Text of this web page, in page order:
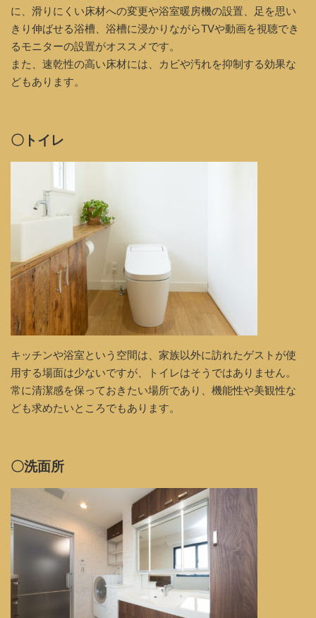
に、滑りにくい床材への変更や浴室暖房機の設置、足を思い
きり伸ばせる浴槽、浴槽に浸かりながらTVや動画を視聴でき
るモニターの設置がオススメです。
また、速乾性の高い床材には、カビや汚れを抑制する効果な
どもあります。
〇トイレ
キッチンや浴室という空間は、家族以外に訪れたゲストが使
用する場面は少ないですが、トイレはそうではありません。
常に清潔感を保っておきたい場所であり、機能性や美観性な
ども求めたいところでもあります。
〇洗面所